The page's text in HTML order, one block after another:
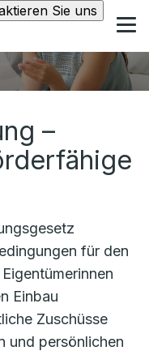
Sie uns
–
für den
Einbau
Zuschüsse
und persönlichen